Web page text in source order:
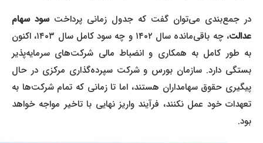
در جمع‌بندی می‌توان گفت که جدول زمانی پرداختسود سهام
عدالت
، چه باقی‌مانده سال ۱۴۰۲ و چه سود کامل سال ۱۴۰۳، اکنون
به طور کامل به همکاری و انضباط مالی شرکت‌های سرمایه‌پذیر
بستگی دارد. سازمان بورس و شرکت سپرده‌گذاری مرکزی در حال
پیگیری حقوق سهامداران هستند، اما تا زمانی که تمام شرکت‌ها به
تعهدات خود عمل نکنند، فرآیند واریز نهایی با تاخیر مواجه خواهد
بود.